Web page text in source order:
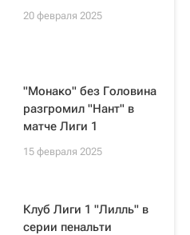
20 февраля 2025
"Монако" без Головина
разгромил "Нант" в
матче Лиги 1
15 февраля 2025
Клуб Лиги 1 "Лилль" в
серии пенальти